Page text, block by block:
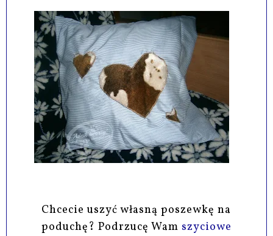
Chcecie uszyć własną poszewkę na
poduchę? Podrzucę Wam szyciowe